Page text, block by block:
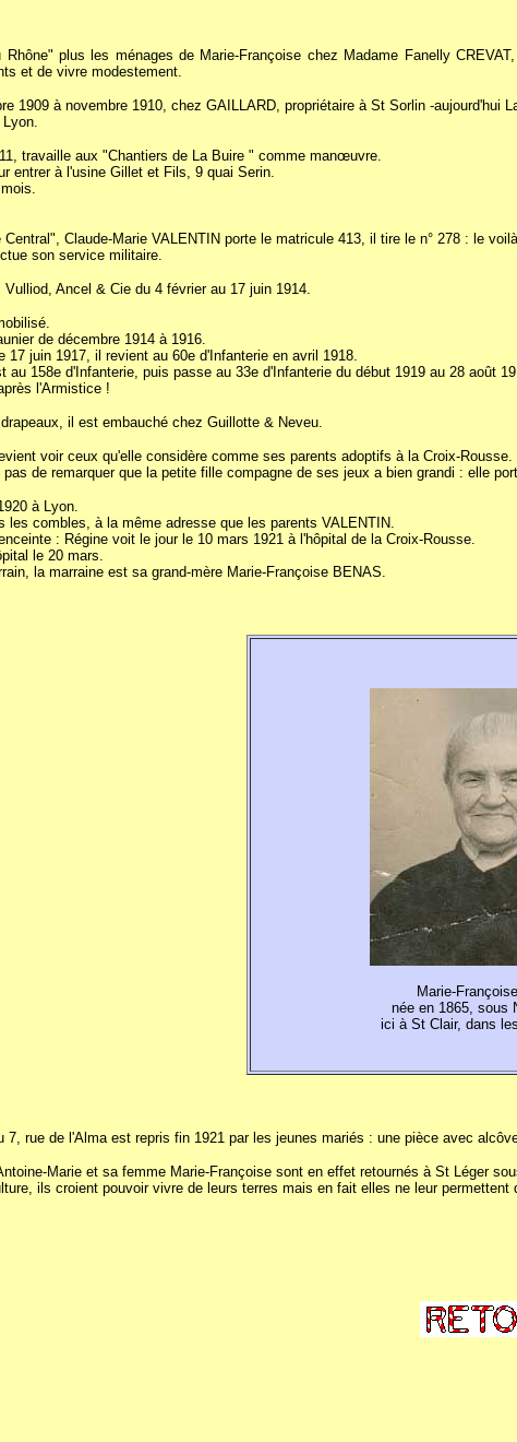
plus les ménages de Marie-Françoise chez Madame Fanelly
et de vivre modestement.
1909 à novembre 1910, chez GAILLARD, propriétaire à St Sorlin -
travaille aux "Chantiers de La Buire " comme manœuvre.
entrer à l'usine Gillet et Fils, 9 quai Serin.
Claude-Marie VALENTIN porte le matricule 413, il tire le n° 278 : le
son service militaire.
Ancel & Cie du 4 février au 17 juin 1914.
de décembre 1914 à 1916.
juin 1917, il revient au 60e d'Infanterie en avril 1918.
au 158e d'Infanterie, puis passe au 33e d'Infanterie du début 1919 au 28 août
l'Armistice !
il est embauché chez Guillotte & Neveu.
voir ceux qu'elle considère comme ses parents adoptifs à la Croix-Rousse.
de remarquer que la petite fille compagne de ses jeux a bien grandi : elle
à Lyon.
les combles, à la même adresse que les parents VALENTIN.
: Régine voit le jour le 10 mars 1921 à l'hôpital de la Croix-Rousse.
le 20 mars.
la marraine est sa grand-mère Marie-Françoise BENAS.
Marie-
née en 1865, sous
ici à St Clair, dans
7, rue de l'Alma est repris fin 1921 par les jeunes mariés : une pièce avec
Marie et sa femme Marie-Françoise sont en effet retournés à St Léger
ils croient pouvoir vivre de leurs terres mais en fait elles ne leur permettent